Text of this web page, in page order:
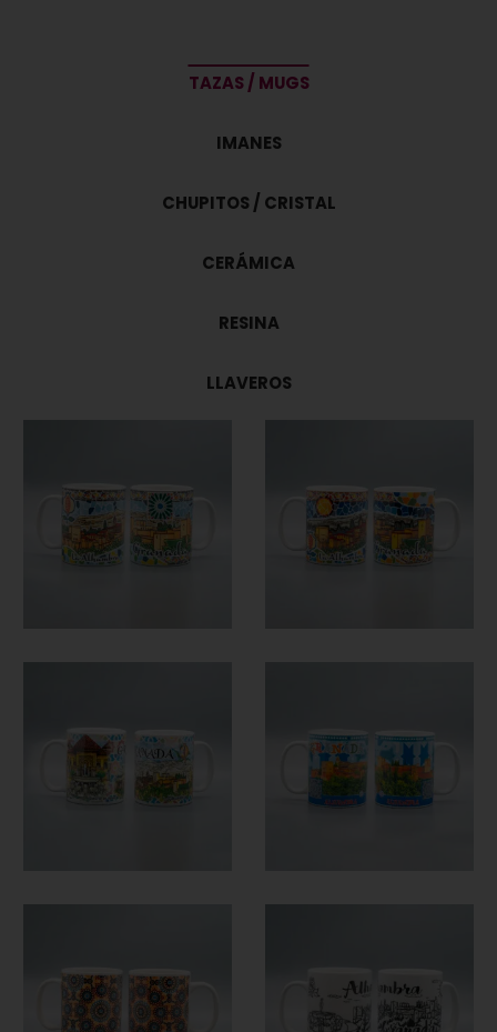
TAZAS / MUGS
IMANES
CHUPITOS / CRISTAL
CERÁMICA
RESINA
LLAVEROS